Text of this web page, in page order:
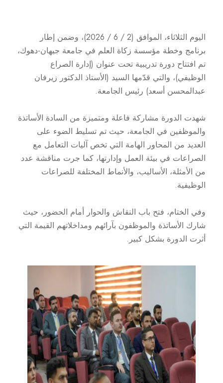
اليوم الثلاثاء، الموافق (2 / 6 / 2026)، وضمن إطار
برنامج وخطة مؤسسة زكاة العلم في جامعة جيهان-دهوك،
تم افتتاح دورة تدريبية تحت عنوان (إدارة الصراع
الوظيفي)، والتي قدّمها السيد (الأستاذ الدكتور زيرفان
عبدالمحسن أسعد) رئيس الجامعة.
شهدت الدورة مشاركة فاعلة ومتميزة من السادة الأساتذة
والموظفين في الجامعة، حيث تم تسليط الضوء على
العديد من المحاور الهامة التي تخص آليات التعامل مع
الصراعات في بيئة العمل وإدارتها، كما جرت مناقشة عدد
من الأمثلة، الأساليب، والأنماط المختلفة للصراعات
الوظيفية.
وفي الختام، فتح باب النقاش والحوار أمام الحضور، حيث
شارك الأساتذة والموظفون بآرائهم ومداخلاتهم القيمة التي
أثرت الدورة بشكل كبير.